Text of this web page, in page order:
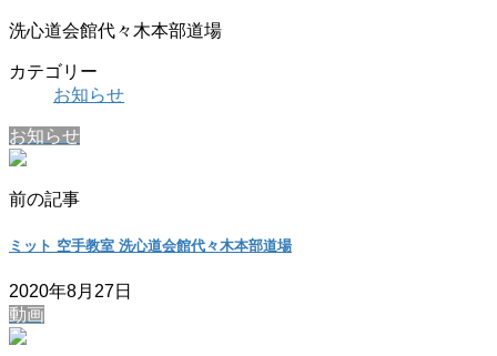
洗心道会館代々木本部道場
カテゴリー
お知らせ
お知らせ
前の記事
ミット 空手教室 洗心道会館代々木本部道場
2020年8月27日
動画